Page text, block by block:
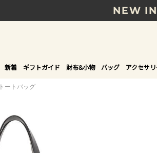
NEW
8/17(月)10時まで
贈る相手やシーン
NEW IN｜
新着 ギフトガイド 財布&小物 バッグ アクセサリ
トートバッグ